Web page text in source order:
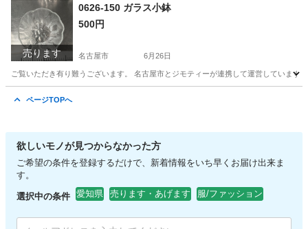
愛知 名古屋市 リユース
売ります
0626-150 ガラス小鉢
500円
名古屋市 6月26日
ご覧いただき有り難うございます。 名古屋市とジモティーが連携して運営してい
ページTOPへ
欲しいモノが見つからなかった方
ご希望の条件を登録するだけで、新着情報をいち早くお届け出来ま
す。
選択中の条件 愛知県 売ります・あげます 服/ファッション